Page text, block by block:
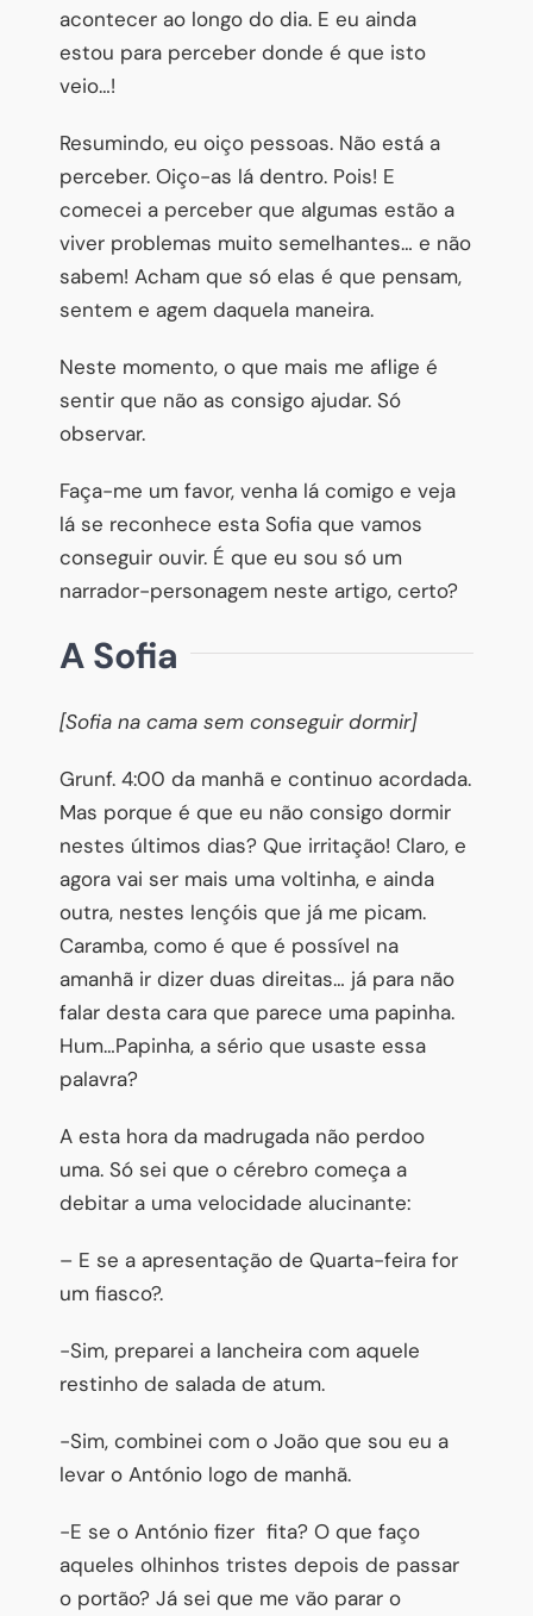
acontecer ao longo do dia. E eu ainda
estou para perceber donde é que isto
veio…!
Resumindo, eu oiço pessoas. Não está a
perceber. Oiço-as lá dentro. Pois! E
comecei a perceber que algumas estão a
viver problemas muito semelhantes… e não
sabem! Acham que só elas é que pensam,
sentem e agem daquela maneira.
Neste momento, o que mais me aflige é
sentir que não as consigo ajudar. Só
observar.
Faça-me um favor, venha lá comigo e veja
lá se reconhece esta Sofia que vamos
conseguir ouvir. É que eu sou só um
narrador-personagem neste artigo, certo?
A Sofia
[Sofia na cama sem conseguir dormir]
Grunf. 4:00 da manhã e continuo acordada.
Mas porque é que eu não consigo dormir
nestes últimos dias? Que irritação! Claro, e
agora vai ser mais uma voltinha, e ainda
outra, nestes lençóis que já me picam.
Caramba, como é que é possível na
amanhã ir dizer duas direitas… já para não
falar desta cara que parece uma papinha.
Hum…Papinha, a sério que usaste essa
palavra?
A esta hora da madrugada não perdoo
uma. Só sei que o cérebro começa a
debitar a uma velocidade alucinante:
– E se a apresentação de Quarta-feira for
um fiasco?.
-Sim, preparei a lancheira com aquele
restinho de salada de atum.
-Sim, combinei com o João que sou eu a
levar o António logo de manhã.
-E se o António fizer fita? O que faço
aqueles olhinhos tristes depois de passar
o portão? Já sei que me vão parar o